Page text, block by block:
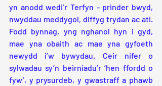
yn anodd wedi’r Terfyn - prinder bwyd,
nwyddau meddygol, diffyg trydan ac ati.
Fodd bynnag, yng nghanol hyn i gyd,
mae yna obaith ac mae yna gyfoeth
newydd i’w bywydau. Ceir nifer o
sylwadau sy’n beirniadu’r ‘hen ffordd o
fyw’, y prysurdeb, y gwastraff a phawb